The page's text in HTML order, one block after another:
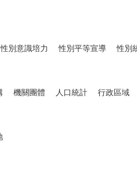
性別意識培力 性別平等宣導 性別
機關團體 人口統計 行政區域